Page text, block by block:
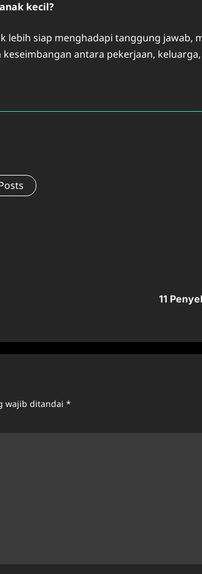
kecil?
lebih siap menghadapi tanggung jawab,
antara pekerjaan,
11
wajib ditandai *